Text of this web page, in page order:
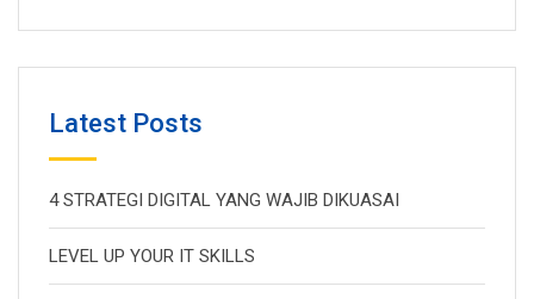
Latest Posts
4 STRATEGI DIGITAL YANG WAJIB DIKUASAI
LEVEL UP YOUR IT SKILLS